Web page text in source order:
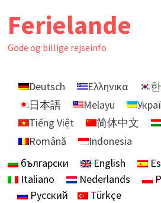
Ferielande
Gode ​​og billige rejseinfo
Deutsch Ελληνικα
日本語
Melayu
Tiếng Việt
简体中文
Română
Indonesia
български
English
Italiano
Nederlands
Русский
Türkçe